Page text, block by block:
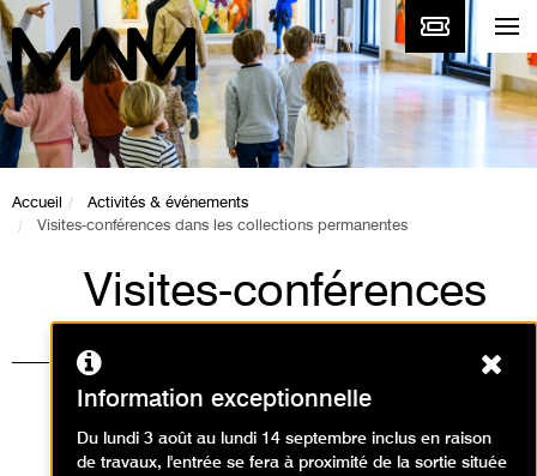
Accueil
Activités & événements
Visites-conférences dans les collections permanentes
Visites-conférences
dans les collections
permanentes
Visites
Information exceptionnelle
Du lundi 3 août au lundi 14 septembre inclus en raison
de travaux, l'entrée se fera à proximité de la sortie située